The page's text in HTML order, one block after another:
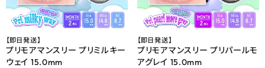
【即日発送】
プリモアマンスリー プリミルキー
ウェイ 15.0mm
【即日発送】
プリモアマンスリー プリパールモ
アグレイ 15.0mm